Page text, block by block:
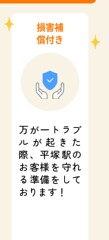
損害補
償付き
万が一トラブ
ルが起きた
際、平塚駅の
お客様を守れ
る準備をして
おります！